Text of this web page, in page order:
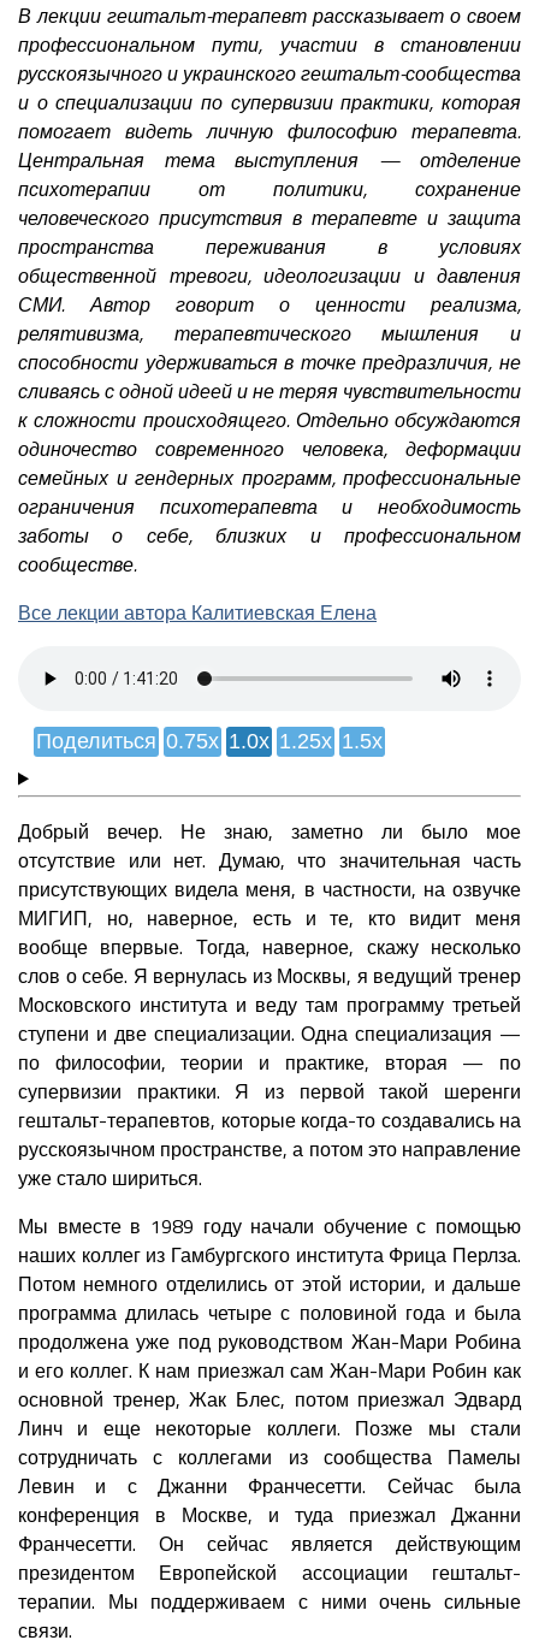
В лекции гештальт-терапевт рассказывает о своем
профессиональном пути, участии в становлении
русскоязычного и украинского гештальт-сообщества
и о специализации по супервизии практики, которая
помогает видеть личную философию терапевта.
Центральная тема выступления — отделение
психотерапии от политики, сохранение
человеческого присутствия в терапевте и защита
пространства переживания в условиях
общественной тревоги, идеологизации и давления
СМИ. Автор говорит о ценности реализма,
релятивизма, терапевтического мышления и
способности удерживаться в точке предразличия, не
сливаясь с одной идеей и не теряя чувствительности
к сложности происходящего. Отдельно обсуждаются
одиночество современного человека, деформации
семейных и гендерных программ, профессиональные
ограничения психотерапевта и необходимость
заботы о себе, близких и профессиональном
сообществе.
Все лекции автора Калитиевская Елена
Поделиться 0.75x 1.0x 1.25x 1.5x
Добрый вечер. Не знаю, заметно ли было мое
отсутствие или нет. Думаю, что значительная часть
присутствующих видела меня, в частности, на озвучке
МИГИП, но, наверное, есть и те, кто видит меня
вообще впервые. Тогда, наверное, скажу несколько
слов о себе. Я вернулась из Москвы, я ведущий тренер
Московского института и веду там программу третьей
ступени и две специализации. Одна специализация —
по философии, теории и практике, вторая — по
супервизии практики. Я из первой такой шеренги
гештальт-терапевтов, которые когда-то создавались на
русскоязычном пространстве, а потом это направление
уже стало шириться.
Мы вместе в 1989 году начали обучение с помощью
наших коллег из Гамбургского института Фрица Перлза.
Потом немного отделились от этой истории, и дальше
программа длилась четыре с половиной года и была
продолжена уже под руководством Жан-Мари Робина
и его коллег. К нам приезжал сам Жан-Мари Робин как
основной тренер, Жак Блес, потом приезжал Эдвард
Линч и еще некоторые коллеги. Позже мы стали
сотрудничать с коллегами из сообщества Памелы
Левин и с Джанни Франчесетти. Сейчас была
конференция в Москве, и туда приезжал Джанни
Франчесетти. Он сейчас является действующим
президентом Европейской ассоциации гештальт-
терапии. Мы поддерживаем с ними очень сильные
связи.